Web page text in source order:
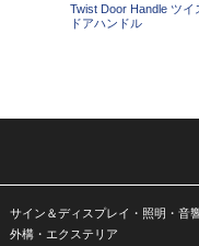
Twist Door Handle ツイ
ドアハンドル
サイン＆ディスプレイ・照明・音
外構・エクステリア